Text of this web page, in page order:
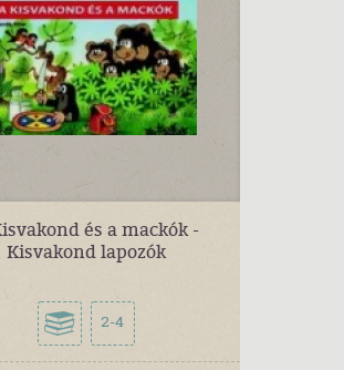
és a mackók -
Kisvakond lapozók
2-4